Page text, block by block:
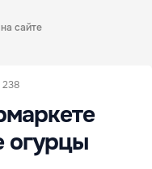
сайте
238
огурцы